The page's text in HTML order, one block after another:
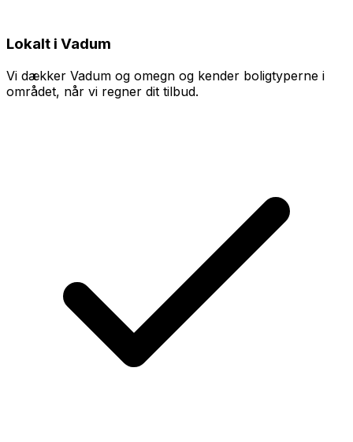
Lokalt i Vadum
Vi dækker Vadum og omegn og kender boligtyperne i
området, når vi regner dit tilbud.